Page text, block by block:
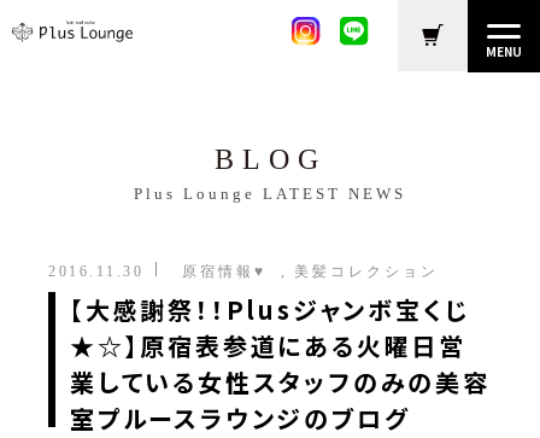
MENU
BLOG
Plus Lounge LATEST NEWS
2016.11.30 原宿情報♥ 美髪コレクション
【大感謝祭！！Plusジャンボ宝くじ
★☆】原宿表参道にある火曜日営
業している女性スタッフのみの美容
室プルースラウンジのブログ